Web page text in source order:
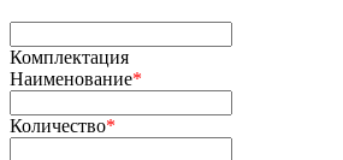
Комплектация
Наименование*
Количество*